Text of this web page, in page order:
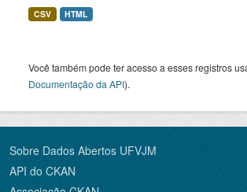
CSV HTML
Você também pode ter acesso a esses registros
Documentação da API).
Sobre Dados Abertos UFVJM
API do CKAN